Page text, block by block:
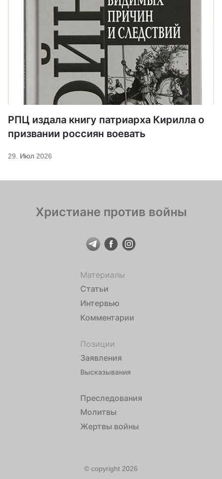
РПЦ издала книгу патриарха Кирилла о
призвании россиян воевать
29. Июл 2026
Христиане против войны
Материалы
Статьи
Интервью
Комментарии
Позиции
Заявления
Высказывания
Преследования
Молитвы
Жертвы войны
© copyright 2026